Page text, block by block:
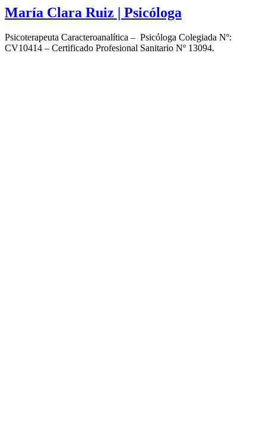
María Clara Ruiz | Psicóloga
Psicoterapeuta Caracteroanalítica – Psicóloga Colegiada Nº:
CV10414 – Certificado Profesional Sanitario Nº 13094.